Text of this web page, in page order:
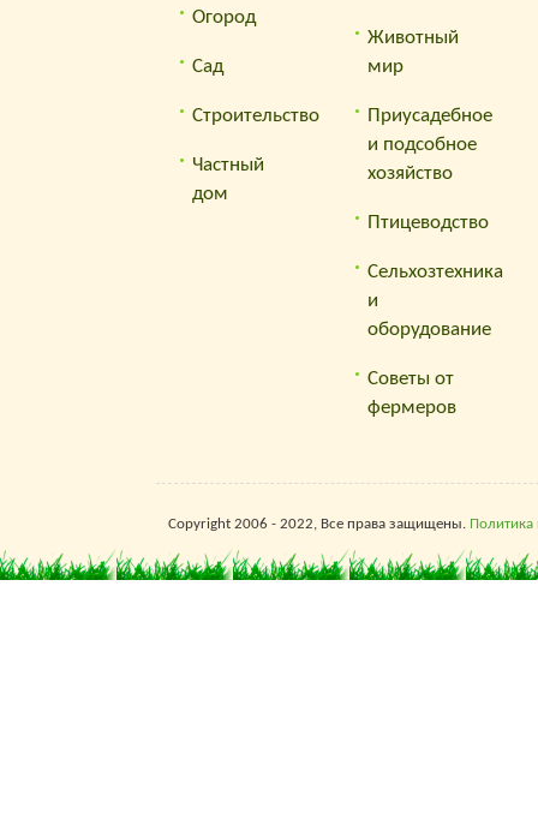
Огород
Сад
Строительство
Частный
дом
Животный
мир
Приусадебное
и подсобное
хозяйство
Птицеводство
Сельхозтехника
и
оборудование
Советы от
фермеров
Copyright 2006 - 2022, Все права защищены. Политика